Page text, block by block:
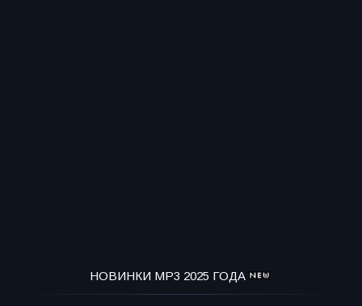
НОВИНКИ MP3 2025 ГОДА